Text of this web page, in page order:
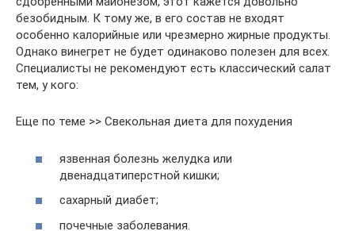
безобидным. К тому же, в его состав не входят
особенно калорийные или чрезмерно жирные продукты.
Однако винегрет не будет одинаково полезен для всех.
Специалисты не рекомендуют есть классический салат
тем, у кого:
Еще по теме >> Свекольная диета для похудения
язвенная болезнь желудка или
двенадцатиперстной кишки;
сахарный диабет;
почечные заболевания.